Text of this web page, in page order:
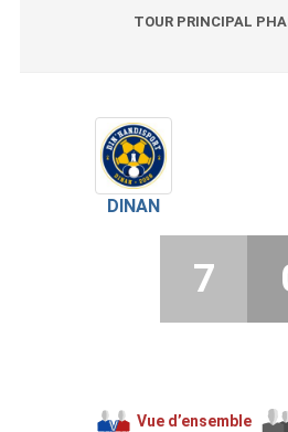
TOUR PRINCIPAL
DINAN
7
Vue d’ensemble